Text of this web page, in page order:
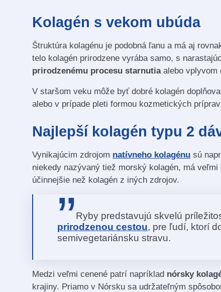
Kolagén s vekom ubúda
Štruktúra kolagénu je podobná ľanu a má aj
telo kolagén prirodzene vyrába samo, s
prirodzenému procesu starnutiaalebo vplyvom
V staršom veku môže byť dobré kolagén
alebo v prípade pleti formou kozmetických
Najlepší kolagén typu 2
Vynikajúcim zdrojom natívneho kolagénu sú
niekedy nazývaný tiež morský kolagén, má
účinnejšie než kolagén z iných zdrojov.
Ryby predstavujú skvelú
prirodzenou cestou, pre ľudí, ktorí
semivegetariánsku stravu.
Medzi veľmi cenené patrí napríklad nórsky
krajiny. Priamo v Nórsku sa udržateľným